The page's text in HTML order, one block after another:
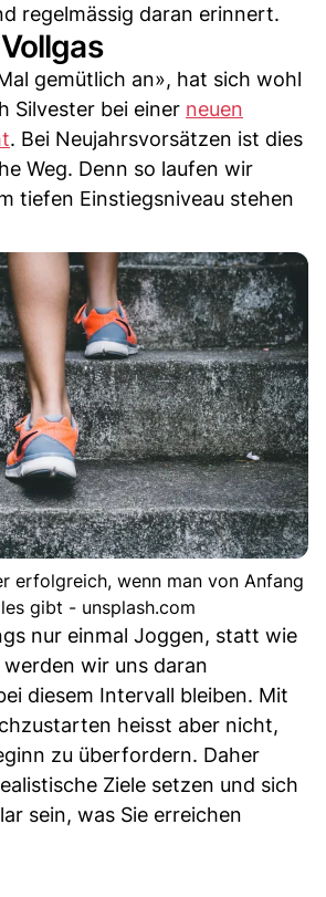
regelmässig daran erinnert.
gemütlich an», hat sich wohl
Silvester bei einer neuen
. Bei Neujahrsvorsätzen ist dies
Weg. Denn so laufen wir
tiefen Einstiegsniveau stehen
erfolgreich, wenn man von Anfang
gibt - unsplash.com
nur einmal Joggen, statt wie
wir uns daran
diesem Intervall bleiben. Mit
heisst aber nicht,
zu überfordern. Daher
Ziele setzen und sich
sein, was Sie erreichen